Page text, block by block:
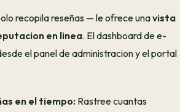
recopila reseñas — le ofrece unavista
en linea. El dashboard de e-
el panel de administracion y el portal
en el tiempo:Rastree cuantas